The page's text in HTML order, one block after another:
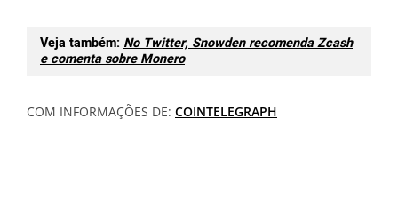
Veja também: No Twitter, Snowden recomenda Zcash
e comenta sobre Monero
COM INFORMAÇÕES DE: COINTELEGRAPH